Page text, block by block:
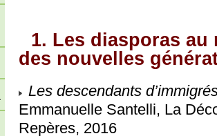
1. Les diasporas au
des nouvelles
Les descendants
Emmanuelle Santelli, La
Repères, 2016